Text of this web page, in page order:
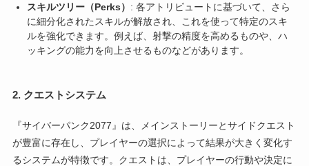
スキルツリー（Perks） : 各アトリビュートに基づいて、さら
に細分化されたスキルが解放され、これを使って特定のスキ
ルを強化できます。例えば、射撃の精度を高めるものや、ハ
ッキングの能力を向上させるものなどがあります。
2. クエストシステム
『サイバーパンク2077』は、メインストーリーとサイドクエスト
が豊富に存在し、プレイヤーの選択によって結果が大きく変化す
るシステムが特徴です。クエストは、プレイヤーの行動や決定に